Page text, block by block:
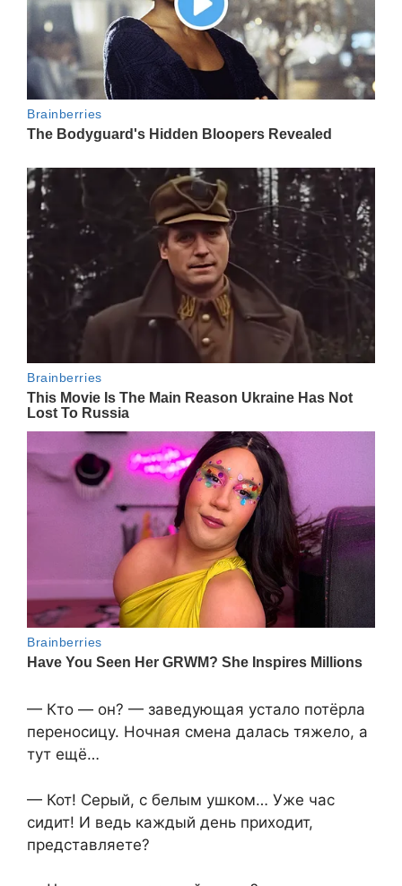
— Кто — он? — заведующая устало потёрла
переносицу. Ночная смена далась тяжело, а
тут ещё…
— Кот! Серый, с белым ушком… Уже час
сидит! И ведь каждый день приходит,
представляете?